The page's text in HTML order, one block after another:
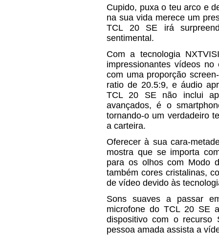
Cupido, puxa o teu arco e
na sua vida merece um
TCL 20 SE irá
sentimental.
Com a tecnologia
impressionantes vídeos
com uma proporção
ratio de 20.5:9, e áudio
TCL 20 SE não inclui
avançados, é o
tornando-o um verdadeiro
a carteira.
Oferecer à sua cara-
mostra que se importa
para os olhos com Modo
também cores cristalinas,
de vídeo devido às
Sons suaves a passar
microfone do TCL 20 SE
dispositivo com o recurso
pessoa amada assista a